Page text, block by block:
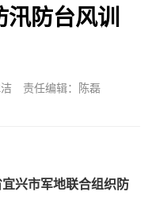
汛防台风训
责任编辑：陈磊
兴市军地联合组织防